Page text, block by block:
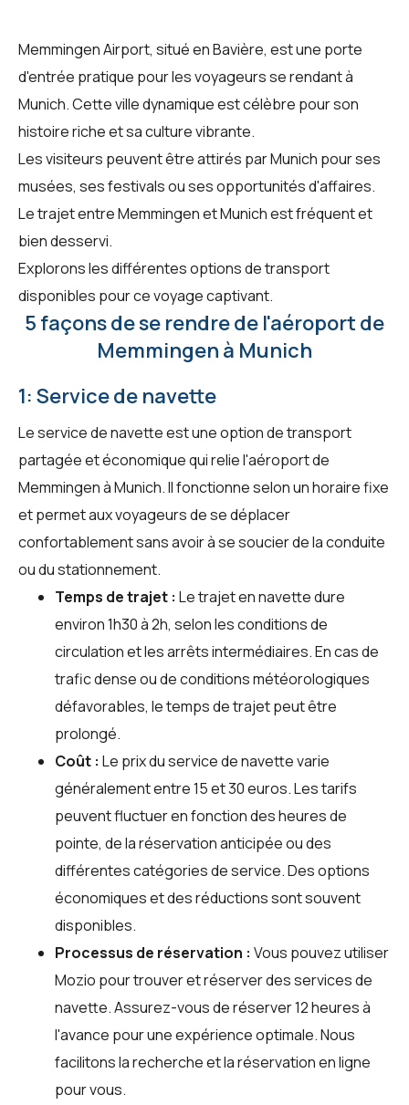
Memmingen Airport, situé en Bavière, est une porte
d'entrée pratique pour les voyageurs se rendant à
Munich. Cette ville dynamique est célèbre pour son
histoire riche et sa culture vibrante.
Les visiteurs peuvent être attirés par Munich pour ses
musées, ses festivals ou ses opportunités d'affaires.
Le trajet entre Memmingen et Munich est fréquent et
bien desservi.
Explorons les différentes options de transport
disponibles pour ce voyage captivant.
5 façons de se rendre de l'aéroport de
Memmingen à Munich
1: Service de navette
Le service de navette est une option de transport
partagée et économique qui relie l'aéroport de
Memmingen à Munich. Il fonctionne selon un horaire fixe
et permet aux voyageurs de se déplacer
confortablement sans avoir à se soucier de la conduite
ou du stationnement.
Temps de trajet : Le trajet en navette dure
environ 1h30 à 2h, selon les conditions de
circulation et les arrêts intermédiaires. En cas de
trafic dense ou de conditions météorologiques
défavorables, le temps de trajet peut être
prolongé.
Coût : Le prix du service de navette varie
généralement entre 15 et 30 euros. Les tarifs
peuvent fluctuer en fonction des heures de
pointe, de la réservation anticipée ou des
différentes catégories de service. Des options
économiques et des réductions sont souvent
disponibles.
Processus de réservation : Vous pouvez utiliser
Mozio pour trouver et réserver des services de
navette. Assurez-vous de réserver 12 heures à
l'avance pour une expérience optimale. Nous
facilitons la recherche et la réservation en ligne
pour vous.